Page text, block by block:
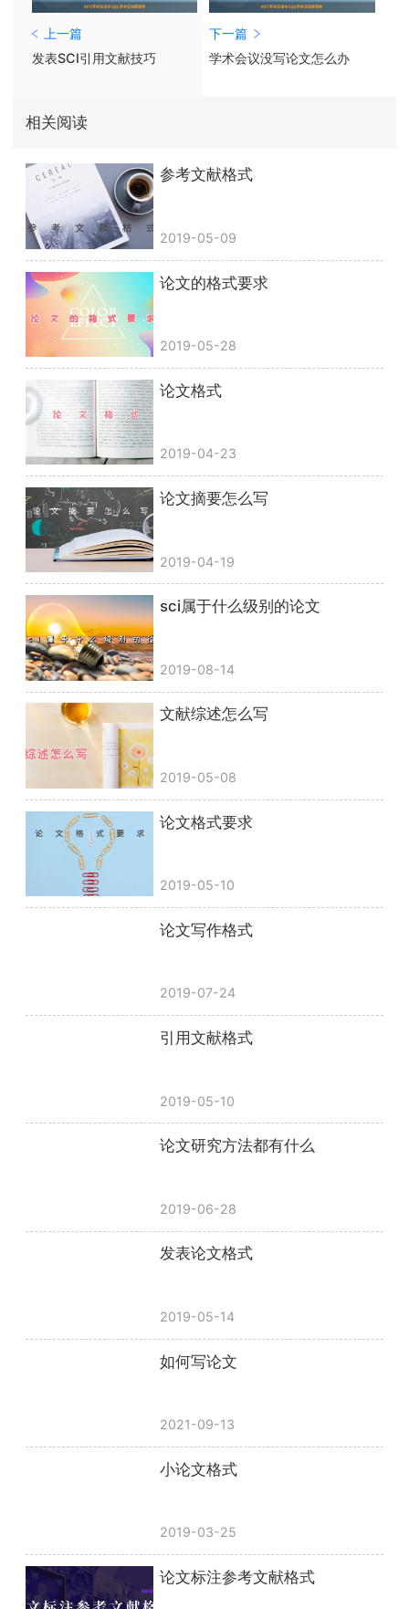
上一篇
发表SCI引用文献技巧
下一篇
学术会议没写论文怎么办
相关阅读
参考文献格式
2019-05-09
论文的格式要求
2019-05-28
论文格式
2019-04-23
论文摘要怎么写
2019-04-19
sci属于什么级别的论文
2019-08-14
文献综述怎么写
2019-05-08
论文格式要求
2019-05-10
论文写作格式
2019-07-24
引用文献格式
2019-05-10
论文研究方法都有什么
2019-06-28
发表论文格式
2019-05-14
如何写论文
2021-09-13
小论文格式
2019-03-25
论文标注参考文献格式